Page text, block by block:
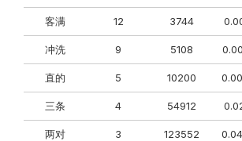
客满 12 3744
冲洗 9 5108
直的 5 10200
三条 4 54912
两对 3 123552